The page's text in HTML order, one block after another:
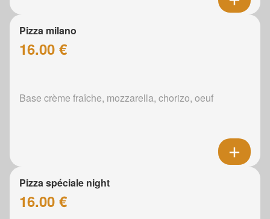
Pizza milano
16.00 €
Base crème fraîche, mozzarella, chorizo, oeuf
Pizza spéciale night
16.00 €